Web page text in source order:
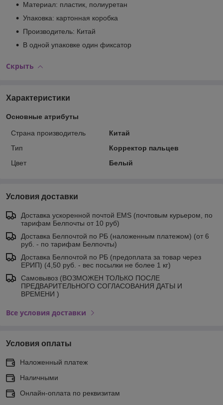
Материал: пластик, полиуретан
Упаковка: картонная коробка
Производитель: Китай
В одной упаковке один фиксатор
Скрыть
Характеристики
Основные атрибуты
Страна производитель
Китай
Тип
Корректор пальцев
Цвет
Белый
Условия доставки
Доставка ускоренной почтой EMS (почтовым курьером, по
тарифам Белпочты от 10 руб)
Доставка Белпочтой по РБ (наложенным платежом) (от 6
руб. - по тарифам Белпочты)
Доставка Белпочтой по РБ (предоплата за товар через
ЕРИП) (4,50 руб. - вес посылки не более 1 кг)
Самовывоз (ВОЗМОЖЕН ТОЛЬКО ПОСЛЕ
ПРЕДВАРИТЕЛЬНОГО СОГЛАСОВАНИЯ ДАТЫ И
ВРЕМЕНИ )
Все условия доставки
Условия оплаты
Наложенный платеж
Наличными
Онлайн-оплата по реквизитам